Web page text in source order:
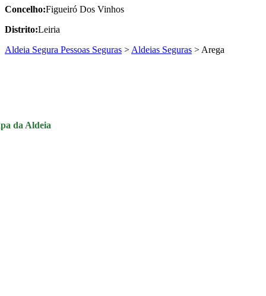
Concelho:Figueiró Dos Vinhos
Distrito:Leiria
Aldeia Segura Pessoas Seguras > Aldeias Seguras > Arega
da Aldeia